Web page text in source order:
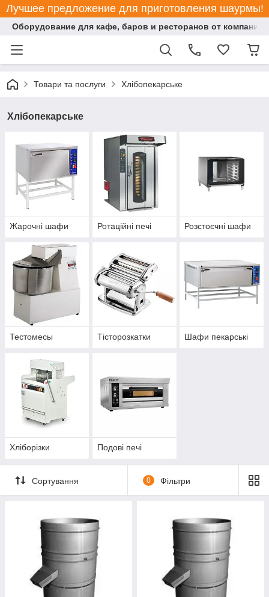
Лучшее предложение для приготовления шаурмы!
Оборудование для кафе, баров и ресторанов от компании
Товари та послуги Хлібопекарське
Хлібопекарське
Жарочні шафи Ротаційні печі Розстоєчні шафи
Тестомесы Тісторозкатки Шафи пекарські
Хліборізки Подові печі
Сортування 0 Фільтри